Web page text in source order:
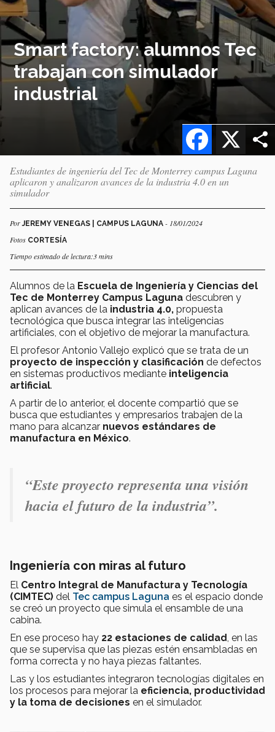
Smart factory: alumnos Tec
trabajan con simulador
industrial
X
Facebook
Estudiantes de ingeniería del Tec de Monterrey campus Laguna
aplicaron y analizaron avances de la industria 4.0 en un
simulador
PorJEREMY VENEGAS | CAMPUS LAGUNA - 18/01/2024
Fotos CORTESÍA
Tiempo estimado de lectura:3 mins
Alumnos de la Escuela de Ingeniería y Ciencias del
Tec de Monterrey Campus Laguna descubren y
aplican avances de la industria 4.0, propuesta
tecnológica que busca integrar las inteligencias
artificiales, con el objetivo de mejorar la manufactura.
El profesor Antonio Vallejo explicó que se trata de un
proyecto de inspección y clasificación de defectos
en sistemas productivos mediante inteligencia
artificial.
A partir de lo anterior, el docente compartió que se
busca que estudiantes y empresarios trabajen de la
mano para alcanzar nuevos estándares de
manufactura en México.
“Este proyecto representa una visión
hacia el futuro de la industria”.
Ingeniería con miras al futuro
El Centro Integral de Manufactura y Tecnología
(CIMTEC) del Tec campus Laguna es el espacio donde
se creó un proyecto que simula el ensamble de una
cabina.
En ese proceso hay 22 estaciones de calidad , en las
que se supervisa que las piezas estén ensambladas en
forma correcta y no haya piezas faltantes.
Las y los estudiantes integraron tecnologías digitales en
los procesos para mejorar la eficiencia, productividad
y la toma de decisiones en el simulador.